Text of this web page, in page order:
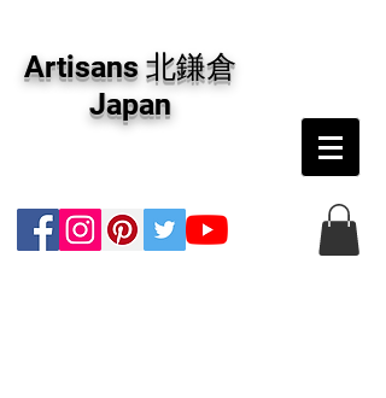
版画・切り絵など、コンテンポラリー並びにフ
ァインアートのオンライン販売をしています。
日本国内の抽象画・具象画の画家に加え、海外
のアーティストの作品もお取り寄せ頂けます。
インテリアとして、大切な方へのギフトとし
Artisans 北鎌倉
Japan